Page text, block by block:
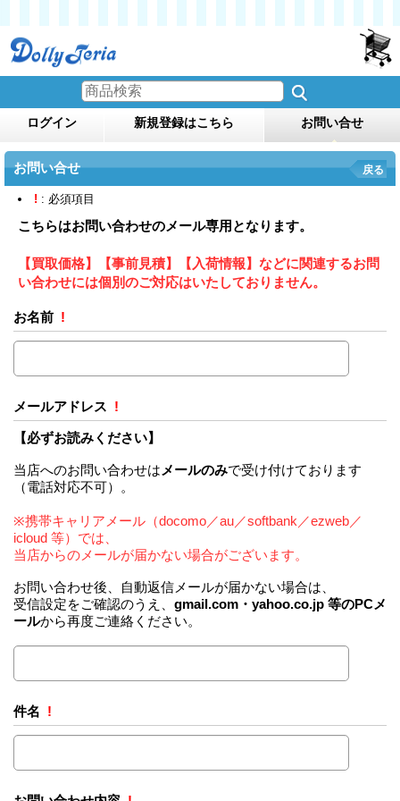
ログイン 新規登録はこちら お問い合せ
お問い合せ 戻る
! : 必須項目
こちらはお問い合わせのメール専用となります。
【買取価格】【事前見積】【入荷情報】などに関連するお問
い合わせには個別のご対応はいたしておりません。
お名前 !
メールアドレス !
【必ずお読みください】
当店へのお問い合わせは メールのみで受け付けております
（電話対応不可）。
※携帯キャリアメール（docomo／au／softbank／ezweb／
icloud 等）では、
当店からのメールが届かない場合がございます。
お問い合わせ後、自動返信メールが届かない場合は、
受信設定をご確認のうえ、 gmail.com・yahoo.co.jp 等のPCメ
ールから再度ご連絡ください。
件名 !